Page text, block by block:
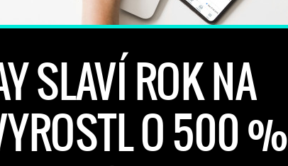
SLAVÍ ROK NA
O 500 %